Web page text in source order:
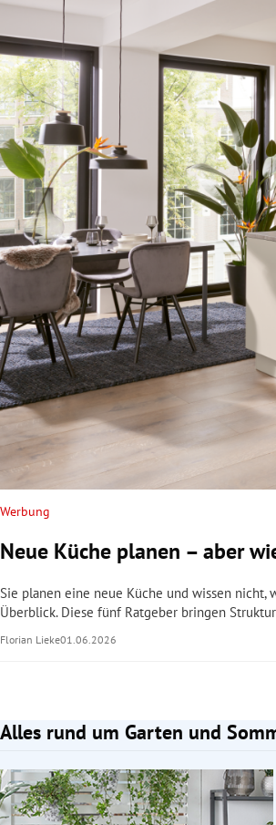
Werbung
Neue Küche planen – aber
Sie planen eine neue Küche und wissen nicht,
Überblick. Diese fünf Ratgeber bringen
Florian Lieke01.06.2026
Alles rund um Garten und
Slide 1 von 2